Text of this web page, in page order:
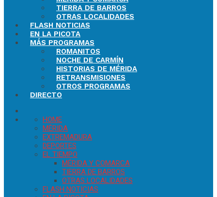
TIERRA DE BARROS
OTRAS LOCALIDADES
FLASH NOTICIAS
EN LA PICOTA
MÁS PROGRAMAS
ROMANITOS
NOCHE DE CARMÍN
HISTORIAS DE MÉRIDA
RETRANSMISIONES
OTROS PROGRAMAS
DIRECTO
HOME
MÉRIDA
EXTREMADURA
DEPORTES
EL TIEMPO
MÉRIDA Y COMARCA
TIERRA DE BARROS
OTRAS LOCALIDADES
FLASH NOTICIAS